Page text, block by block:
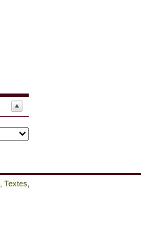
Textes